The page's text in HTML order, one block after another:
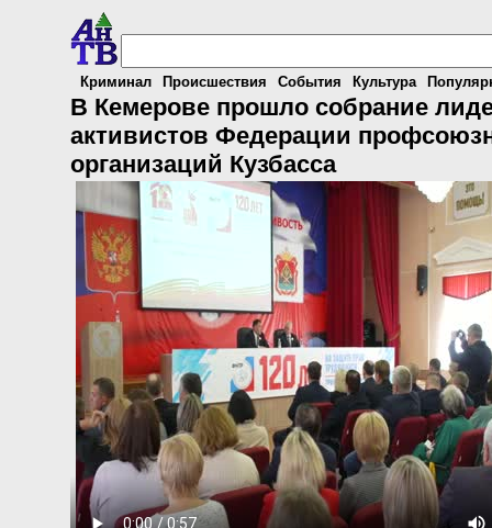
Криминал Происшествия События Культура
В Кемерове прошло собрание
активистов Федерации
организаций Кузбасса